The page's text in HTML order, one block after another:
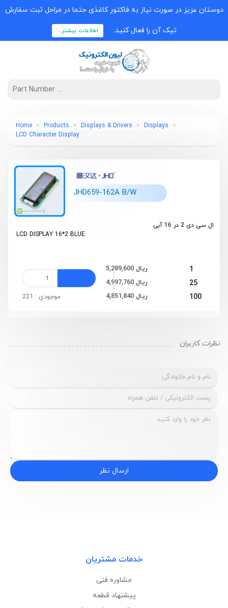
دوستان عزیز در صورت نیاز به فاکتور کاغذی حتما در مراحل ثبت سفارش
تیک آن را فعال کنید. اطلاعات بیشتر...
Home Products Displays & Drivers
Displays
LCD Character Display
JHD659-162A B/W
ال سی دی 2 در 16 آبی
LCD DISPLAY 16*2 BLUE
1 5,289,600 ریال
25 4,997,760 ریال
100 4,851,840 ریال موجودی : 221
نظرات کاربران
ارسال نظر
خدمات مشتریان
مشاوره فنی
پیشنهاد قطعه